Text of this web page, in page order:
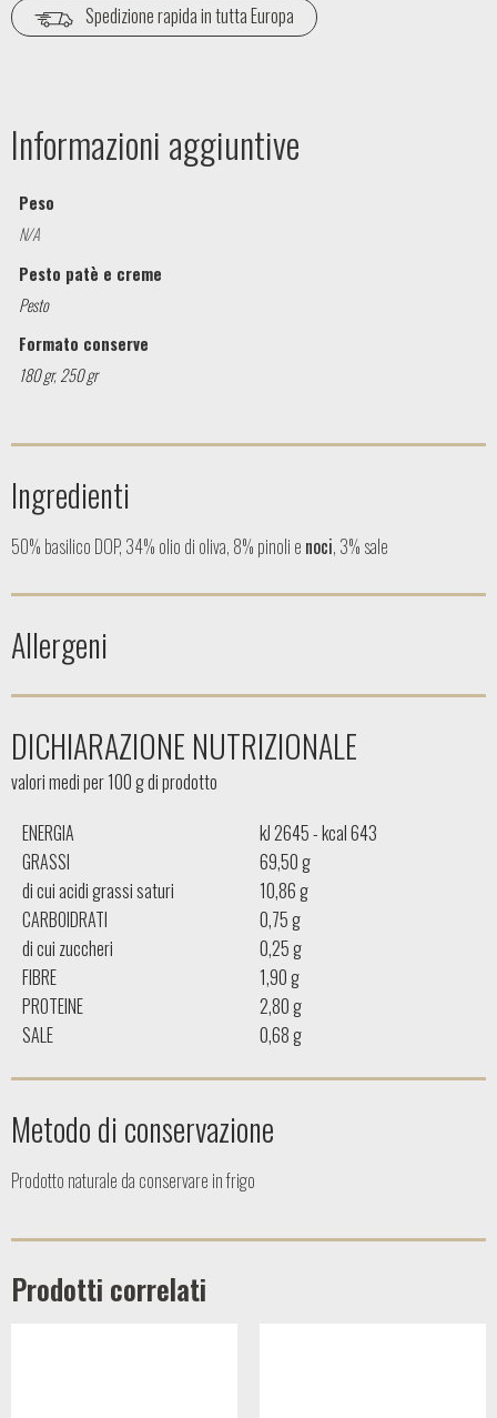
Spedizione rapida in tutta Europa
Informazioni aggiuntive
Peso
N/A
Pesto patè e creme
Pesto
Formato conserve
180 gr,250 gr
Ingredienti
50% basilico DOP, 34% olio di oliva, 8% pinoli e noci, 3% sale
Allergeni
DICHIARAZIONE NUTRIZIONALE
valori medi per 100 g di prodotto
ENERGIA
kJ 2645 - kcal 643
GRASSI
69,50 g
di cui acidi grassi saturi
10,86 g
CARBOIDRATI
0,75 g
di cui zuccheri
0,25 g
FIBRE
1,90 g
PROTEINE
2,80 g
SALE
0,68 g
Metodo di conservazione
Prodotto naturale da conservare in frigo
Prodotti correlati